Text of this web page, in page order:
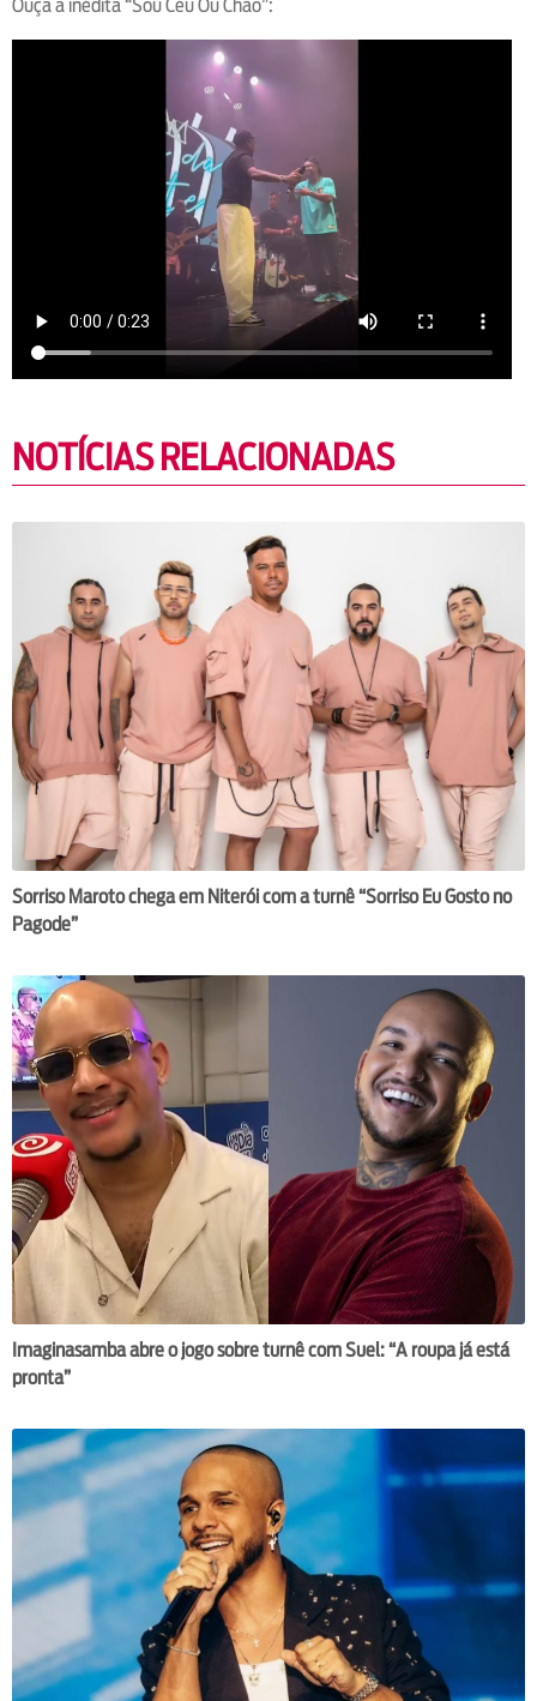
Ouça a inédita “Sou Céu Ou Chão”:
NOTÍCIAS RELACIONADAS
Sorriso Maroto chega em Niterói com a turnê “Sorriso Eu Gosto no
Pagode”
Imaginasamba abre o jogo sobre turnê com Suel: “A roupa já está
pronta”